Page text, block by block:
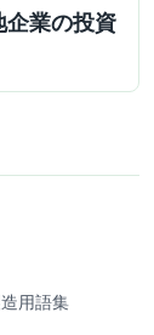
業の投資
用語集